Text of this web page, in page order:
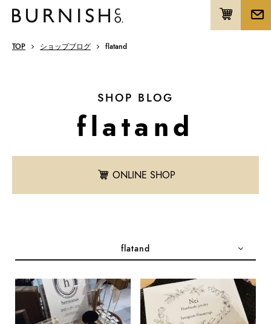
TOP ショップブログ flatand
SHOP BLOG
flatand
ONLINE SHOP
flatand